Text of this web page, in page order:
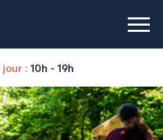
: 10h - 19h